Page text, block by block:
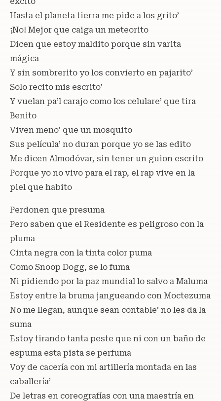
Hasta el planeta tierra me pide a los grito’
¡No! Mejor que caiga un meteorito
Dicen que estoy maldito porque sin varita
mágica
Y sin sombrerito yo los convierto en pajarito’
Solo recito mis escrito’
Y vuelan pa’l carajo como los celulare’ que tira
Benito
Viven meno’ que un mosquito
Sus película’ no duran porque yo se las edito
Me dicen Almodóvar, sin tener un guion escrito
Porque yo no vivo para el rap, el rap vive en la
piel que habito
Perdonen que presuma
Pero saben que el Residente es peligroso con la
pluma
Cinta negra con la tinta color puma
Como Snoop Dogg, se lo fuma
Ni pidiendo por la paz mundial lo salvo a Maluma
Estoy entre la bruma jangueando con Moctezuma
No me llegan, aunque sean contable’ no les da la
suma
Estoy tirando tanta peste que ni con un baño de
espuma esta pista se perfuma
Voy de cacería con mi artillería montada en las
caballería’
De letras en coreografías con una maestría en